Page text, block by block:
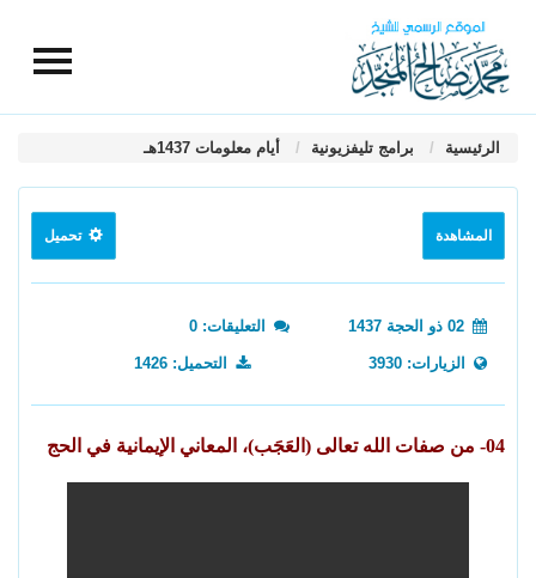
الرئيسية برامج تليفزيونية أيام معلومات 1437هـ
المشاهدة تحميل
التعليقات: 0
الزيارات: 3930 التحميل: 1426
04- من صفات الله تعالى (العَجَب)، المعاني الإيمانية في الحج